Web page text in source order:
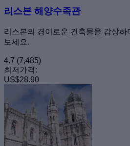
리스본 해양수족관
리스본의 경이로운 건축물을 감상하
보세요.
4.7 (7,485)
최저가격:
US$28.90